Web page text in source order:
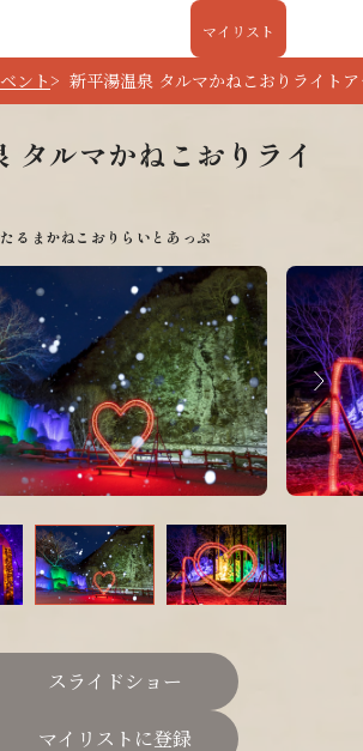
マイリスト
ント 新平湯温泉 タルマかねこおりライトア
タルマかねこおりライ
スライドショー
マイリストに登録